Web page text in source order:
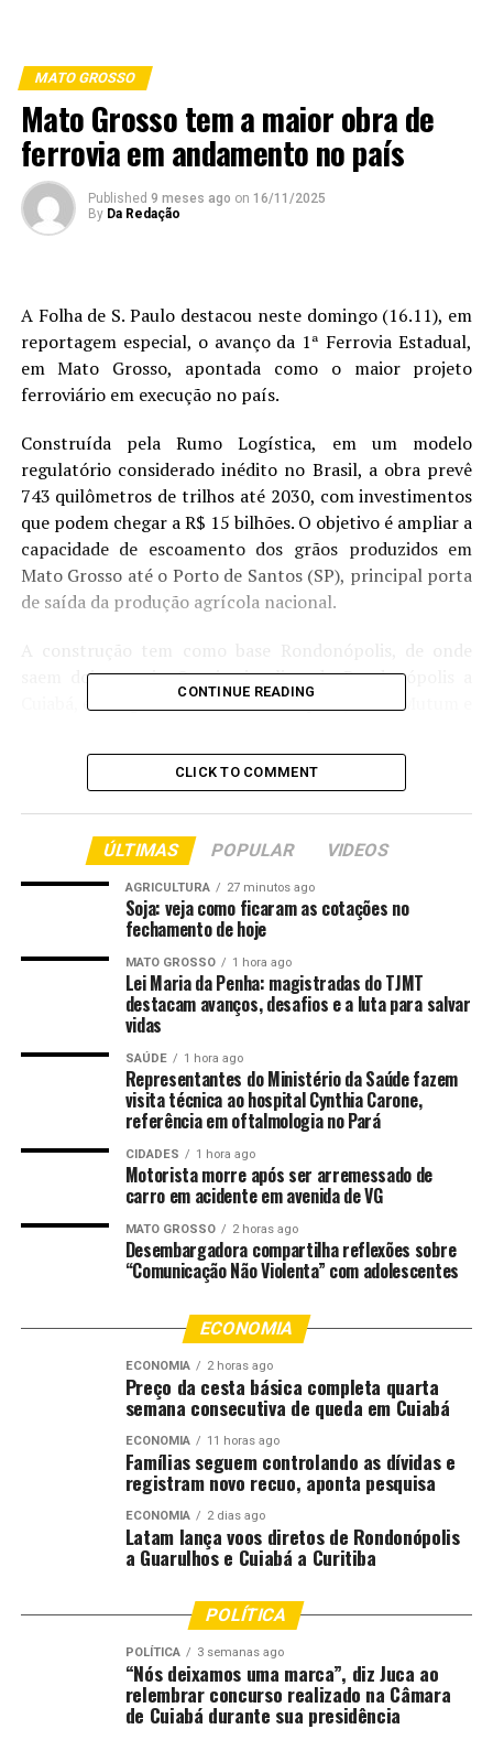
MATO GROSSO
Mato Grosso tem a maior obra de
ferrovia em andamento no país
Published 9 meses ago on 16/11/2025
By Da Redação
A Folha de S. Paulo destacou neste domingo (16.11), em
reportagem especial, o avanço da 1ª Ferrovia Estadual,
em Mato Grosso, apontada como o maior projeto
ferroviário em execução no país.
Construída pela Rumo Logística, em um modelo
regulatório considerado inédito no Brasil, a obra prevê
743 quilômetros de trilhos até 2030, com investimentos
que podem chegar a R$ 15 bilhões. O objetivo é ampliar a
capacidade de escoamento dos grãos produzidos em
Mato Grosso até o Porto de Santos (SP), principal porta
de saída da produção agrícola nacional.
A construção tem como base Rondonópolis, de onde
saem dois ramais. O primeiro ligando Rondonópolis a
Cuiabá, e o segundo entre Rondonópolis, Nova Mutum e
Quando concluído, o traçado deve formar um corredor
operada pela empresa em São Paulo, consolidando um
novo eixo nacional de exportação.
Segundo a reportagem, a ferrovia terá papel decisivo no
transporte da produção estadual, responsável por
parcela significativa da safra nacional. A expectativa é
de que o corredor seja capaz de escoar cerca de 40% dos
150 milhões de toneladas de grãos exportados pelo
Brasil em 2024, volume concentrado sobretudo em soja
e milho produzidos em Mato Grosso.
A megaobra também se destaca pela complexidade de
engenharia. Estão previstos 21 viadutos, 22 pontes e 2
quilômetros de túneis, em um dos maiores
empreendimentos de infraestrutura do país.
Especialistas ouvidos pela Folha ressaltam que o modelo
adotado no estado, uma ferrovia autorizada, não
outorgada pelo governo federal, abre caminho para
O impacto socioeconômico é outro ponto destacado
pela reportagem. De acordo com os dados apresentados,
a ferrovia deve gerar 145 mil empregos diretos e
indiretos ao longo de suas etapas de execução. Somente
na fase atual, os 5 mil postos de trabalho já criados
representam 60% das vagas abertas em obras de
infraestrutura em Mato Grosso, evidenciando o peso do
empreendimento na economia regional.
com 211 quilômetros, está orçado em R$ 5 bilhões. A
Folha destaca que os primeiros 160 quilômetros devem
entrar em operação já em 2026, antecipando benefícios
logísticos antes mesmo da conclusão total da obra da
CONTINUE READING
CLICK TO COMMENT
ÚLTIMAS POPULAR VIDEOS
AGRICULTURA 27 minutos ago
Soja: veja como ficaram as cotações no
fechamento de hoje
MATO GROSSO 1 hora ago
Lei Maria da Penha: magistradas do TJMT
destacam avanços, desafios e a luta para salvar
vidas
SAÚDE 1 hora ago
Representantes do Ministério da Saúde fazem
visita técnica ao hospital Cynthia Carone,
referência em oftalmologia no Pará
CIDADES 1 hora ago
Motorista morre após ser arremessado de
carro em acidente em avenida de VG
MATO GROSSO 2 horas ago
Desembargadora compartilha reflexões sobre
“Comunicação Não Violenta” com adolescentes
ECONOMIA
ECONOMIA 2 horas ago
Preço da cesta básica completa quarta
semana consecutiva de queda em Cuiabá
ECONOMIA 11 horas ago
Famílias seguem controlando as dívidas e
registram novo recuo, aponta pesquisa
ECONOMIA 2 dias ago
Latam lança voos diretos de Rondonópolis
a Guarulhos e Cuiabá a Curitiba
POLÍTICA
POLÍTICA 3 semanas ago
“Nós deixamos uma marca”, diz Juca ao
relembrar concurso realizado na Câmara
de Cuiabá durante sua presidência